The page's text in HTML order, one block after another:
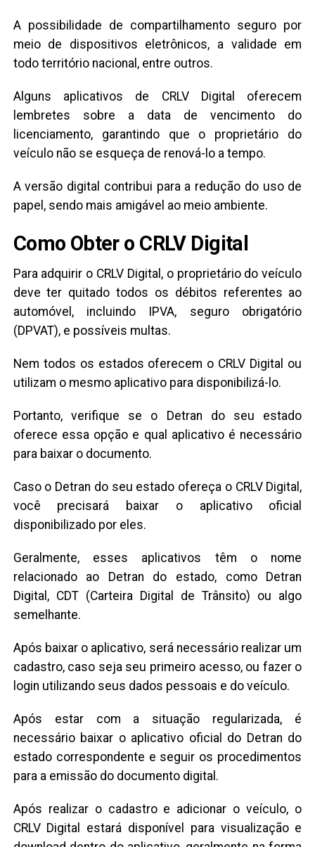
A possibilidade de compartilhamento seguro por
meio de dispositivos eletrônicos, a validade em
todo território nacional, entre outros.
Alguns aplicativos de CRLV Digital oferecem
lembretes sobre a data de vencimento do
licenciamento, garantindo que o proprietário do
veículo não se esqueça de renová-lo a tempo.
A versão digital contribui para a redução do uso de
papel, sendo mais amigável ao meio ambiente.
Como Obter o CRLV Digital
Para adquirir o CRLV Digital, o proprietário do veículo
deve ter quitado todos os débitos referentes ao
automóvel, incluindo IPVA, seguro obrigatório
(DPVAT), e possíveis multas.
Nem todos os estados oferecem o CRLV Digital ou
utilizam o mesmo aplicativo para disponibilizá-lo.
Portanto, verifique se o Detran do seu estado
oferece essa opção e qual aplicativo é necessário
para baixar o documento.
Caso o Detran do seu estado ofereça o CRLV Digital,
você precisará baixar o aplicativo oficial
disponibilizado por eles.
Geralmente, esses aplicativos têm o nome
relacionado ao Detran do estado, como Detran
Digital, CDT (Carteira Digital de Trânsito) ou algo
semelhante.
Após baixar o aplicativo, será necessário realizar um
cadastro, caso seja seu primeiro acesso, ou fazer o
login utilizando seus dados pessoais e do veículo.
Após estar com a situação regularizada, é
necessário baixar o aplicativo oficial do Detran do
estado correspondente e seguir os procedimentos
para a emissão do documento digital.
Após realizar o cadastro e adicionar o veículo, o
CRLV Digital estará disponível para visualização e